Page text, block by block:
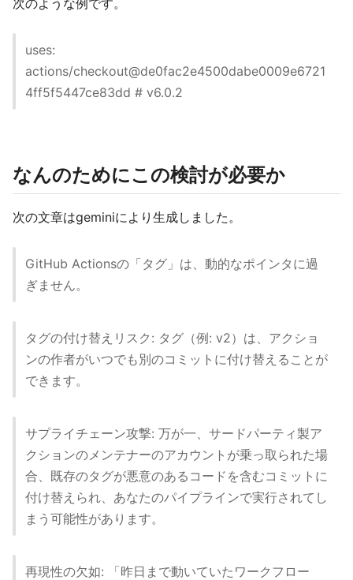
次のような例です。
uses:
actions/checkout@de0fac2e4500dabe0009e6721
4ff5f5447ce83dd # v6.0.2
なんのためにこの検討が必要か
次の文章はgeminiにより生成しました。
GitHub Actionsの「タグ」は、動的なポインタに過
ぎません。
タグの付け替えリスク: タグ（例: v2）は、アクショ
ンの作者がいつでも別のコミットに付け替えることが
できます。
サプライチェーン攻撃: 万が一、サードパーティ製ア
クションのメンテナーのアカウントが乗っ取られた場
合、既存のタグが悪意のあるコードを含むコミットに
付け替えられ、あなたのパイプラインで実行されてし
まう可能性があります。
再現性の欠如: 「昨日まで動いていたワークフロー